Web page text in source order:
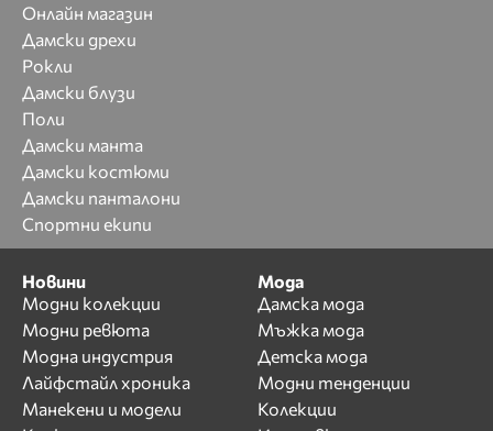
Онлайн магазин
Дамски дрехи
Рокли
Дамски блузи
Поли
Дамски манта
Дамски костюми
Дамски панталони
Спортни екипи
Новини
Модни колекции
Модни ревюта
Модна индустрия
Лайфстайл хроника
Манекени и модели
Мода
Дамска мода
Мъжка мода
Детска мода
Модни тенденции
Колекции